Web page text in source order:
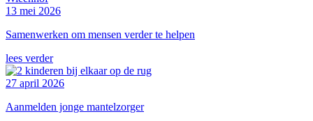
13 mei 2026
Samenwerken om mensen verder te helpen
lees verder
27 april 2026
Aanmelden jonge mantelzorger